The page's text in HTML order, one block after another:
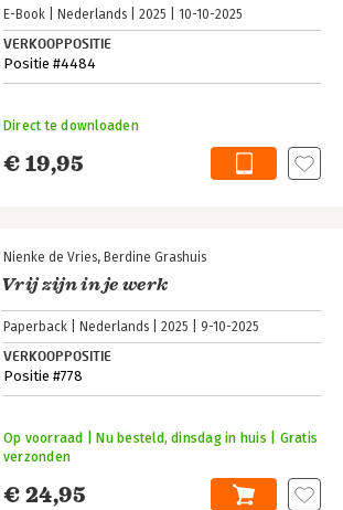
E-Book Nederlands 2025 10-10-2025
VERKOOPPOSITIE
Positie #4484
€ 19,95
Direct te downloaden
Nienke de Vries Berdine Grashuis
Vrij zijn in je werk
Paperback Nederlands 2025 9-10-2025
VERKOOPPOSITIE
Positie #778
€ 24,95
Op voorraad | Nu besteld, dinsdag in huis | Gratis
verzonden